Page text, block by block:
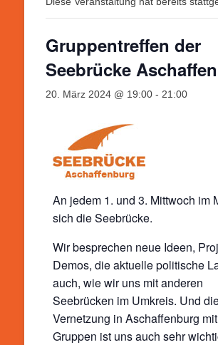
Gruppentreffen der
Seebrücke
20. März 2024 @ 19:00 - 21:00
An jedem 1. und 3. Mittwoch im
sich die Seebrücke.
Wir besprechen neue Ideen,
Demos, die aktuelle politische
auch, wie wir uns mit anderen
Seebrücken im Umkreis. Und
Vernetzung in Aschaffenburg
Gruppen ist uns auch sehr